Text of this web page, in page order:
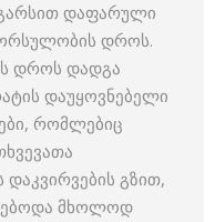
დაფარული
დროს.
დროს დადგა
დაუყოვნებელი
რომლებიც
გზით,
მხოლოდ